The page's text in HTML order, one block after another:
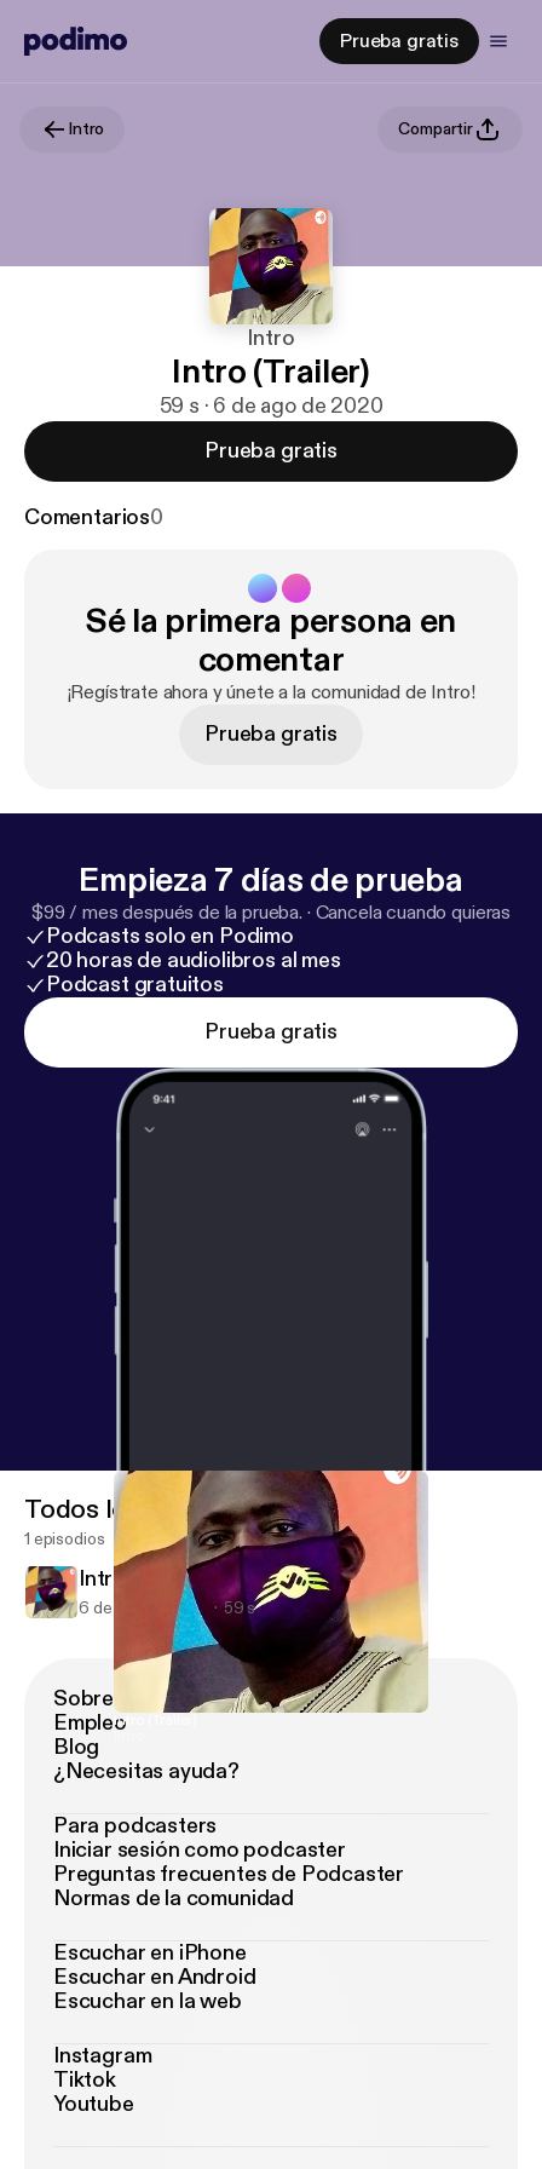
Prueba gratis
Intro Compartir
Intro
Intro (Trailer)
59 s · 6 de ago de 2020
Prueba gratis
Comentarios0
Sé la primera persona en
comentar
¡Regístrate ahora y únete a la comunidad de Intro!
Prueba gratis
Empieza 7 días de prueba
$99 / mes después de la prueba. · Cancela cuando quieras
Podcasts solo en Podimo
20 horas de audiolibros al mes
Podcast gratuitos
Prueba gratis
Intro (Trailer)
Todos los episodios
1 episodios
Intro (Trailer)
6 de ago de 2020 59 s
Sobre Podimo
Empleo
Blog
¿Necesitas ayuda?
Para podcasters
Iniciar sesión como podcaster
Preguntas frecuentes de Podcaster
Normas de la comunidad
Escuchar en iPhone
Escuchar en Android
Escuchar en la web
Instagram
Tiktok
Youtube